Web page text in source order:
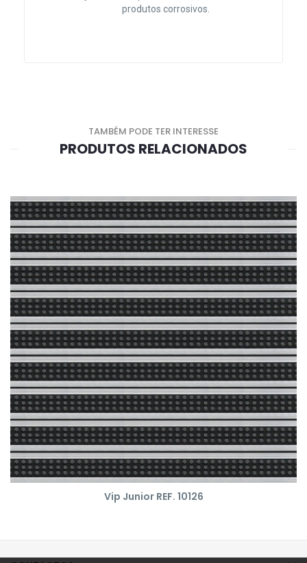
produtos corrosivos.
TAMBÉM PODE TER INTERESSE
PRODUTOS RELACIONADOS
Vip Junior REF. 10126